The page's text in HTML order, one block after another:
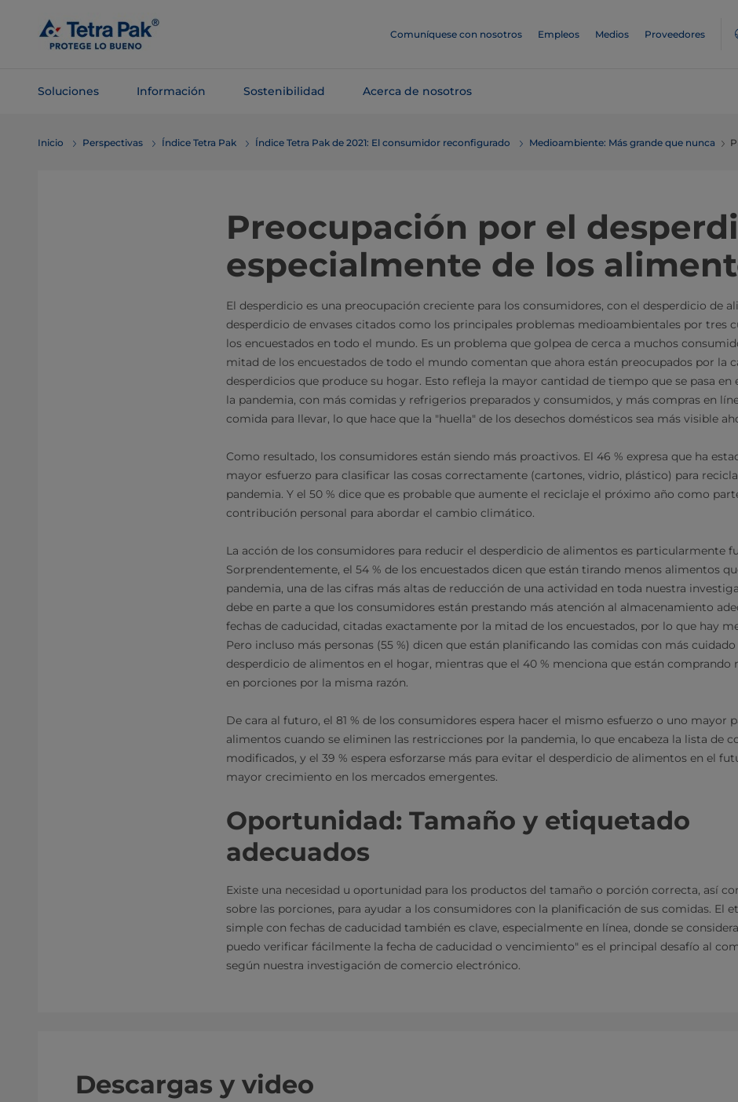
contenido
principal
Comuníquese con nosotros Empleos Medios Proveedores
Soluciones Información Sostenibilidad Acerca de nosotros
navegación
Inicio Perspectivas Índice Tetra Pak Índice Tetra Pak de 2021: El consumidor reconfigurado Medioambiente: Más grande que nunca
Preocupación por el
especialmente de los
El desperdicio es una preocupación creciente para los consumidores, con el desperdicio de
desperdicio de envases citados como los principales problemas medioambientales por tres
los encuestados en todo el mundo. Es un problema que golpea de cerca a muchos
mitad de los encuestados de todo el mundo comentan que ahora están preocupados por la
desperdicios que produce su hogar. Esto refleja la mayor cantidad de tiempo que se pasa en
la pandemia, con más comidas y refrigerios preparados y consumidos, y más compras en
comida para llevar, lo que hace que la "huella" de los desechos domésticos sea más visible
Como resultado, los consumidores están siendo más proactivos. El 46 % expresa que ha
mayor esfuerzo para clasificar las cosas correctamente (cartones, vidrio, plástico) para
pandemia. Y el 50 % dice que es probable que aumente el reciclaje el próximo año como
contribución personal para abordar el cambio climático.
La acción de los consumidores para reducir el desperdicio de alimentos es particularmente
Sorprendentemente, el 54 % de los encuestados dicen que están tirando menos alimentos
pandemia, una de las cifras más altas de reducción de una actividad en toda nuestra
debe en parte a que los consumidores están prestando más atención al almacenamiento
fechas de caducidad, citadas exactamente por la mitad de los encuestados, por lo que hay
Pero incluso más personas (55 %) dicen que están planificando las comidas con más
desperdicio de alimentos en el hogar, mientras que el 40 % menciona que están comprando
en porciones por la misma razón.
De cara al futuro, el 81 % de los consumidores espera hacer el mismo esfuerzo o uno mayor
alimentos cuando se eliminen las restricciones por la pandemia, lo que encabeza la lista de
modificados, y el 39 % espera esforzarse más para evitar el desperdicio de alimentos en el
mayor crecimiento en los mercados emergentes.
Oportunidad: Tamaño y etiquetado
adecuados
Existe una necesidad u oportunidad para los productos del tamaño o porción correcta, así
sobre las porciones, para ayudar a los consumidores con la planificación de sus comidas. El
simple con fechas de caducidad también es clave, especialmente en línea, donde se
puedo verificar fácilmente la fecha de caducidad o vencimiento" es el principal desafío al
según nuestra investigación de comercio electrónico.
Descargas y video